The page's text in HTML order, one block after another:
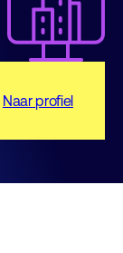
Naar profiel